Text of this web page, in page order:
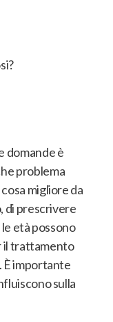
domande è
problema
migliore da
di prescrivere
età possono
il trattamento
È importante
sulla